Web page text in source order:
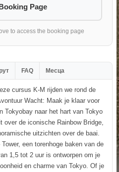
Page
to access the booking page
FAQ Месца
cursus K-M rijden we rond de
Wacht: Maak je klaar voor
Tokyobay naar het hart van Tokyo
over de iconische Rainbow Bridge,
uitzichten over de baai.
een torenhoge baken van de
1,5 tot 2 uur is ontworpen om je
en charme van Tokyo. Of je